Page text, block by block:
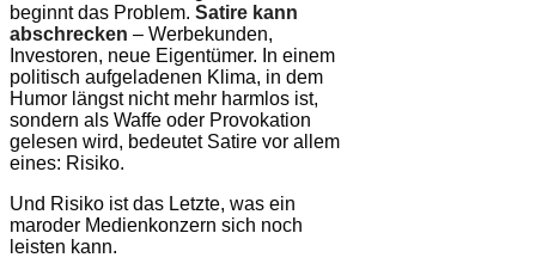
beginnt das Problem. Satire kann
abschrecken – Werbekunden,
Investoren, neue Eigentümer. In einem
politisch aufgeladenen Klima, in dem
Humor längst nicht mehr harmlos ist,
sondern als Waffe oder Provokation
gelesen wird, bedeutet Satire vor allem
eines: Risiko.
Und Risiko ist das Letzte, was ein
maroder Medienkonzern sich noch
leisten kann.